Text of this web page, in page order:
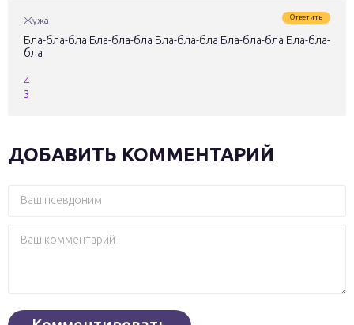
Жужа Ответить
Бла-бла-бла Бла-бла-бла Бла-бла-бла Бла-бла-бла Бла-бла-
бла
4
3
ДОБАВИТЬ КОММЕНТАРИЙ